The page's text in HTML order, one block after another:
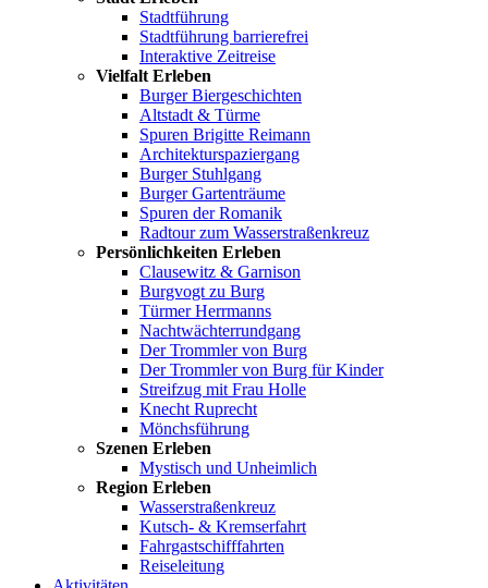
Stadtführung
Stadtführung barrierefrei
Interaktive Zeitreise
Vielfalt Erleben
Burger Biergeschichten
Altstadt & Türme
Spuren Brigitte Reimann
Architekturspaziergang
Burger Stuhlgang
Burger Gartenträume
Spuren der Romanik
Radtour zum Wasserstraßenkreuz
Persönlichkeiten Erleben
Clausewitz & Garnison
Burgvogt zu Burg
Türmer Herrmanns
Nachtwächterrundgang
Der Trommler von Burg
Der Trommler von Burg für Kinder
Streifzug mit Frau Holle
Knecht Ruprecht
Mönchsführung
Szenen Erleben
Mystisch und Unheimlich
Region Erleben
Wasserstraßenkreuz
Kutsch- & Kremserfahrt
Fahrgastschifffahrten
Reiseleitung